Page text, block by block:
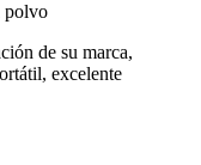
polvo
de su marca,
excelente